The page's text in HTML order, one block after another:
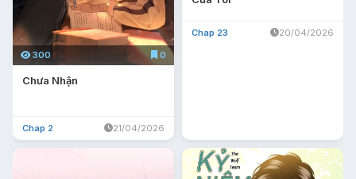
300 0
Chưa Nhận
Chap 2 21/04/2026
Chap 23 20/04/2026